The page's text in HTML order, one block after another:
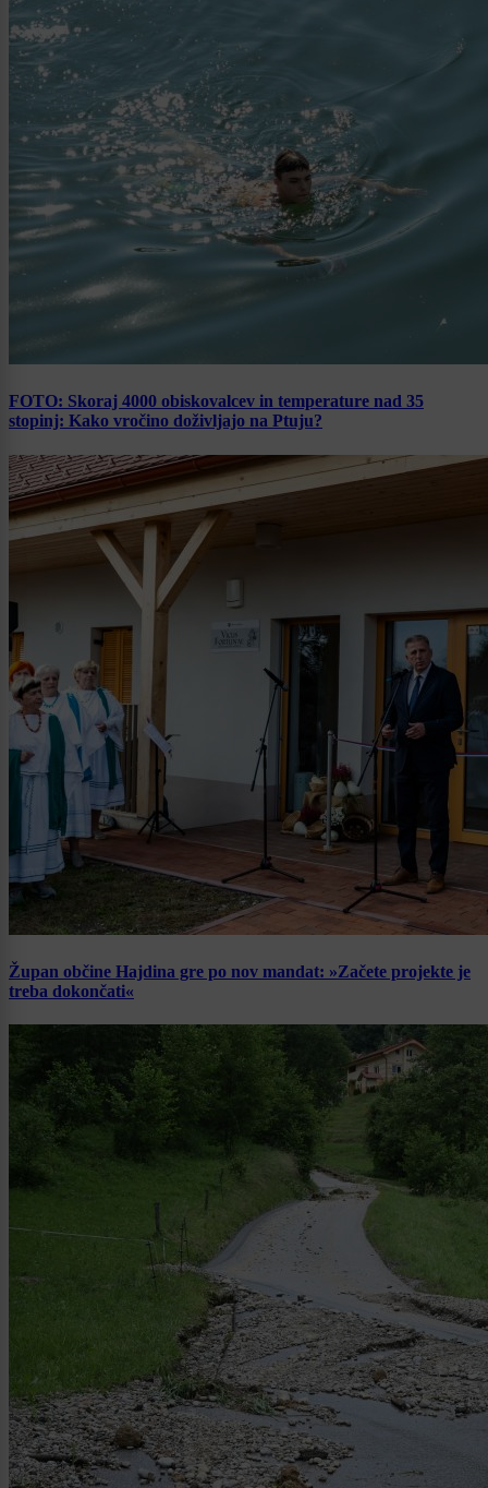
FOTO: Skoraj 4000 obiskovalcev in temperature nad 35
stopinj: Kako vročino doživljajo na Ptuju?
Župan občine Hajdina gre po nov mandat: »Začete projekte je
treba dokončati«